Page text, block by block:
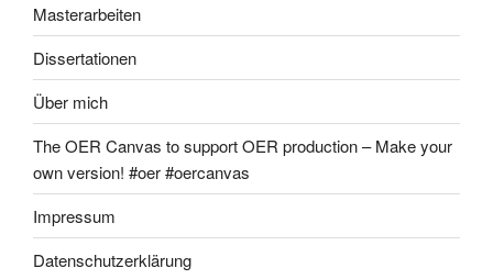
Masterarbeiten
Dissertationen
Über mich
The OER Canvas to support OER production – Make your
own version! #oer #oercanvas
Impressum
Datenschutzerklärung